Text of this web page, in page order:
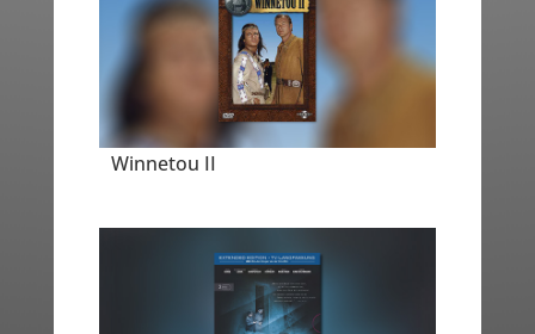
Winnetou II